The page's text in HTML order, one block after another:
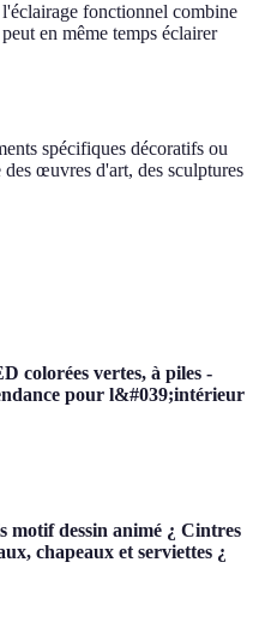
fonctionnel combine
en même temps éclairer
spécifiques décoratifs ou
œuvres d'art, des sculptures
colorées vertes, à piles -
pour l&#039;intérieur
motif dessin animé ¿ Cintres
chapeaux et serviettes ¿